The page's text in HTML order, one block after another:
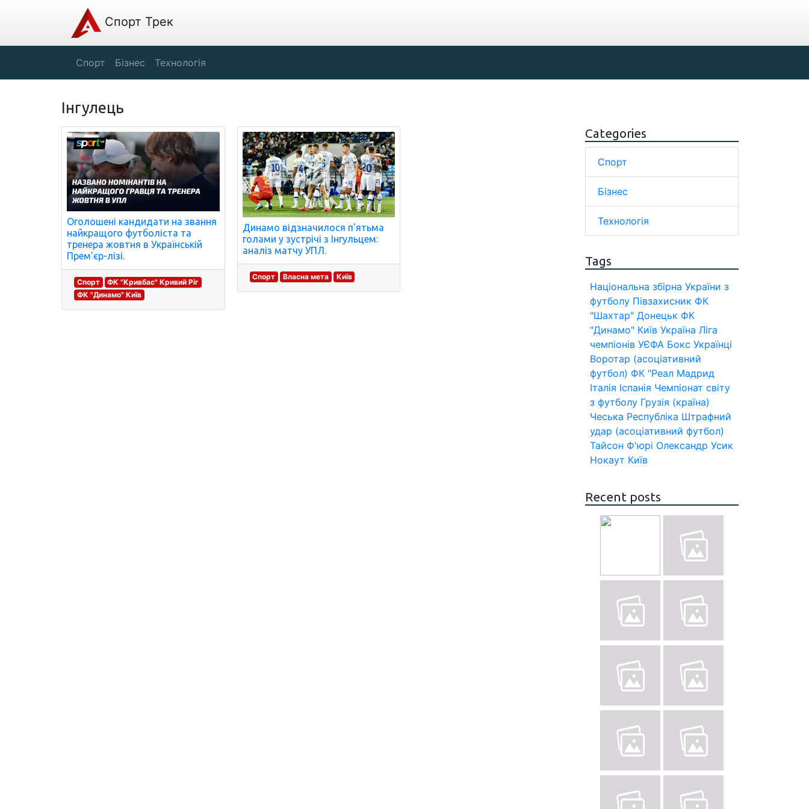
Спорт Трек
Спорт Бізнес Технологія
Інгулець
Оголошені кандидати на звання
найкращого футболіста та
тренера жовтня в Українській
Прем'єр-лізі.
Спорт
ФК "Кривбас" Кривий Ріг
ФК "Динамо" Київ
Динамо відзначилося п'ятьма
голами у зустрічі з Інгульцем:
аналіз матчу УПЛ.
Спорт Власна мета Київ
Categories
Спорт
Бізнес
Технологія
Tags
Національна збірна України з
футболу Півзахисник ФК
"Шахтар" Донецьк ФК
"Динамо" Київ Україна Ліга
чемпіонів УЄФА Бокс Українці
Воротар (асоціативний
футбол) ФК "Реал Мадрид
Італія Іспанія Чемпіонат світу
з футболу Грузія (країна)
Чеська Республіка Штрафний
удар (асоціативний футбол)
Тайсон Ф'юрі Олександр Усик
Нокаут Київ
Recent posts